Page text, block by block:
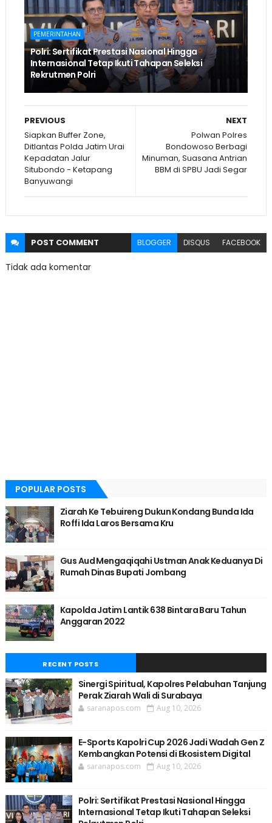
PEMERINTAHAN
Polri: Sertifikat Prestasi Nasional Hingga
Internasional Tetap Ikuti Tahapan Seleksi
Rekrutmen Polri
NEXT
Polwan Polres
Bondowoso Berbagi
Minuman, Suasana Antrian
BBM di SPBU Jadi Segar
PREVIOUS
Siapkan Buffer Zone,
Ditlantas Polda Jatim Urai
Kepadatan Jalur
Situbondo - Ketapang
Banyuwangi
POST COMMENT BLOGGER DISQUS FACEBOOK
Tidak ada komentar
POPULAR POSTS
Ziarah Ke Tebuireng Dukun Kondang Bunda Ida
Roffi Ida Laros Bersama Kru
Gus Aud Mengaqiqahi Ustman Anak Keduanya Di
Rumah Dinas Bupati Jombang
Kapolda Jatim Lantik 638 Bintara Baru Tahun
Anggaran 2022
RECENT POSTS
Sinergi Spiritual, Kapolres Pelabuhan Tanjung
Perak Ziarah Wali di Surabaya
saranapos.com Aug 10, 2026
E-Sports Kapolri Cup 2026 Jadi Wadah Gen Z
Kembangkan Potensi di Ekosistem Digital
saranapos.com Aug 10, 2026
Polri: Sertifikat Prestasi Nasional Hingga
Internasional Tetap Ikuti Tahapan Seleksi